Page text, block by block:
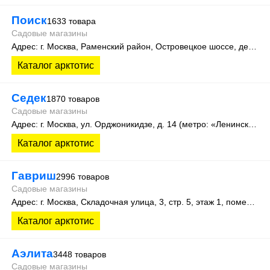
Поиск1633 товара
Садовые магазины
Каталог арктотис
Седек1870 товаров
Садовые магазины
Каталог арктотис
Гавриш2996 товаров
Садовые магазины
Каталог арктотис
Аэлита3448 товаров
Садовые магазины